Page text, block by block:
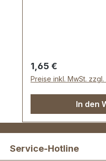
bester galvanischer
Durchlassweite: 40
mm. Lieferumfang:
Regulärer Preis:
1,65 €
Preise inkl. MwSt.
In den
Service-Hotline